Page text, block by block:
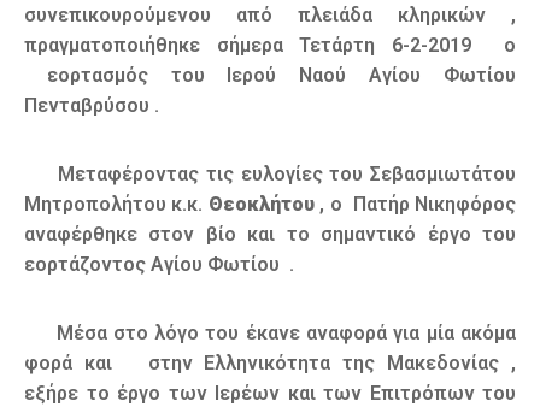
συνεπικουρούμενου από πλειάδα κληρικών ,
πραγματοποιήθηκε σήμερα Τετάρτη 6-2-2019 ο
εορτασμός του Ιερού Ναού Αγίου Φωτίου
Πενταβρύσου .
Μεταφέροντας τις ευλογίες του Σεβασμιωτάτου
Μητροπολήτου κ.κ. Θεοκλήτου, ο Πατήρ Νικηφόρος
αναφέρθηκε στον βίο και το σημαντικό έργο του
εορτάζοντος Αγίου Φωτίου .
Μέσα στο λόγο του έκανε αναφορά για μία ακόμα
φορά και στην Ελληνικότητα της Μακεδονίας ,
εξήρε το έργο των Ιερέων και των Επιτρόπων του